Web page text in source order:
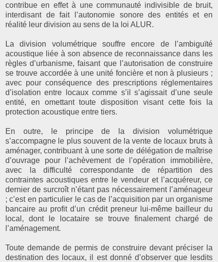
contribue en effet à une communauté indivisible de bruit,
interdisant de fait l’autonomie sonore des entités et en
réalité leur division au sens de la loi ALUR.
La division volumétrique souffre encore de l’ambiguïté
acoustique liée à son absence de reconnaissance dans les
règles d’urbanisme, faisant que l’autorisation de construire
se trouve accordée à une unité foncière et non à plusieurs ;
avec pour conséquence des prescriptions réglementaires
d’isolation entre locaux comme s’il s’agissait d’une seule
entité, en omettant toute disposition visant cette fois la
protection acoustique entre tiers.
En outre, le principe de la division volumétrique
s’accompagne le plus souvent de la vente de locaux bruts à
aménager, contribuant à une sorte de délégation de maîtrise
d’ouvrage pour l’achèvement de l’opération immobilière,
avec la difficulté correspondante de répartition des
contraintes acoustiques entre le vendeur et l’acquéreur, ce
dernier de surcroît n’étant pas nécessairement l’aménageur
; c’est en particulier le cas de l’acquisition par un organisme
bancaire au profit d’un crédit preneur lui-même bailleur du
local, dont le locataire se trouve finalement chargé de
l’aménagement.
Toute demande de permis de construire devant préciser la
destination des locaux, il est donné d’observer que lesdits